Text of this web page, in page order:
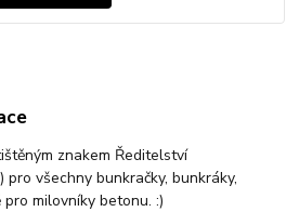
znakem Ředitelství
pro všechny bunkračky, bunkráky,
milovníky betonu. :)